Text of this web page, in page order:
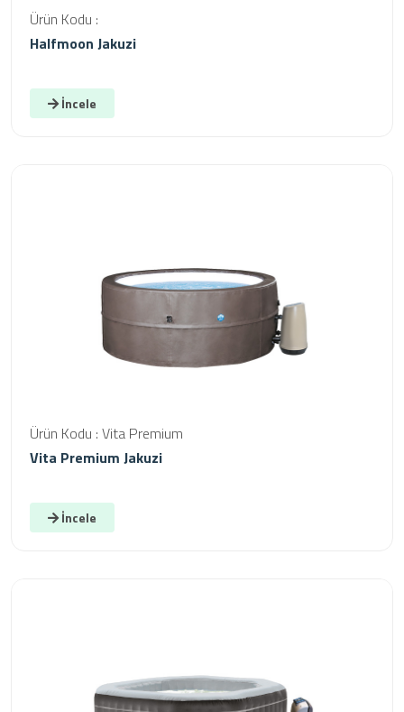
Ürün Kodu :
Halfmoon Jakuzi
İncele
Ürün Kodu : Vita Premium
Vita Premium Jakuzi
İncele